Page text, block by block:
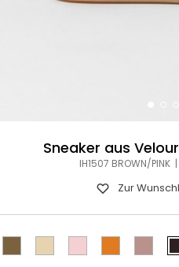
Sneaker aus
IH1507 BROWN/PINK |
Zur